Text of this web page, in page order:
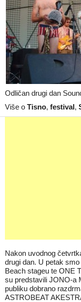
Odličan drugi dan
Više o Tisno, festival,
Nakon uvodnog
drugi dan. U petak
Beach stageu te ONE
su predstavili JONO-a
publiku dobrano
ASTROBEAT